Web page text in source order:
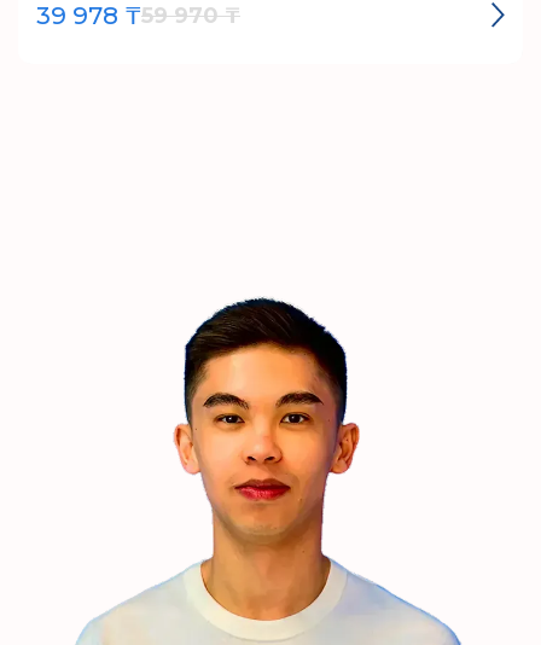
39 978 ₸59 970 ₸